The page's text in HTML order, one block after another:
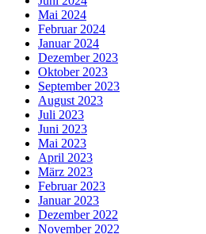
Mai 2024
Februar 2024
Januar 2024
Dezember 2023
Oktober 2023
September 2023
August 2023
Juli 2023
Juni 2023
Mai 2023
April 2023
März 2023
Februar 2023
Januar 2023
Dezember 2022
November 2022